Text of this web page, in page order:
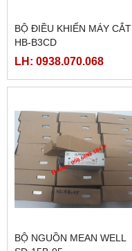
BỘ ĐIỀU KHIỂN MÁY CẮT
HB-B3CD
LH: 0938.070.068
BỘ NGUỒN MEAN WELL